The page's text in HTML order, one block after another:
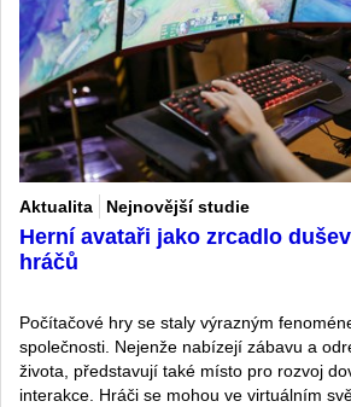
Aktualita Nejnovější studie
Herní avataři jako zrcadlo
hráčů
Počítačové hry se staly výrazným
společnosti. Nejenže nabízejí zábavu a
života, představují také místo pro rozvoj
interakce. Hráči se mohou ve virtuálním